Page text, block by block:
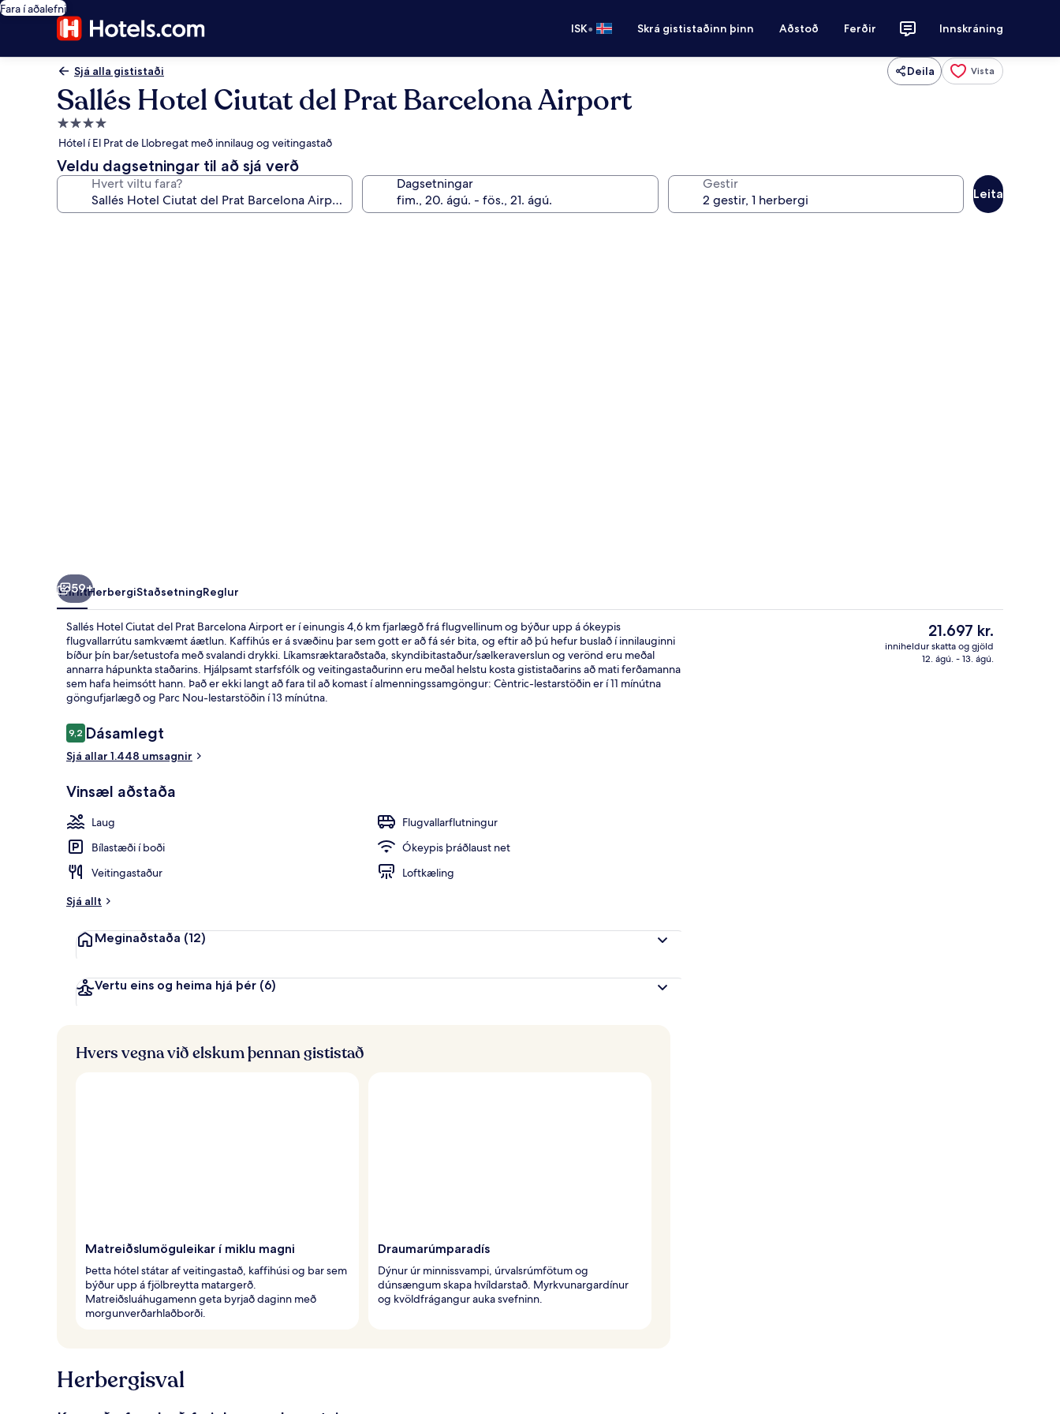
Fara í aðalefni
ISK• Skrá gististaðinn þinn Aðstoð Ferðir Innskráning
Sjá alla gististaði Deila Vista
Sallés Hotel Ciutat del Prat Barcelona Airport
4.0
stjörnu
gististaður
Hótel í El Prat de Llobregat með innilaug og veitingastað
Veldu dagsetningar til að sjá verð
Hvert viltu fara? Dagsetningar Gestir
Leita
32-tommu plasmasjónvarp með gervihnattarásum, sjónvarp.Setustofa í anddyri
59+
YfirlitHerbergiStaðsetningReglur
Sallés Hotel Ciutat del Prat Barcelona Airport er í einungis 4,6 km fjarlægð frá flugvellinum og býður upp á ókeypis
flugvallarrútu samkvæmt áætlun. Kaffihús er á svæðinu þar sem gott er að fá sér bita, og eftir að þú hefur buslað í innilauginni
bíður þín bar/setustofa með svalandi drykki. Líkamsræktaraðstaða, skyndibitastaður/sælkeraverslun og verönd eru meðal
annarra hápunkta staðarins. Hjálpsamt starfsfólk og veitingastaðurinn eru meðal helstu kosta gististaðarins að mati ferðamanna
sem hafa heimsótt hann. Það er ekki langt að fara til að komast í almenningssamgöngur: Cèntric-lestarstöðin er í 11 mínútna
göngufjarlægð og Parc Nou-lestarstöðin í 13 mínútna.
Umsagnir
9,29,2 af 10
Dásamlegt
Sjá allar 1.448 umsagnir
Vinsæl aðstaða
Laug
Flugvallarflutningur
Bílastæði í boði
Ókeypis þráðlaust net
Veitingastaður
Loftkæling
Sjá allt
Meginaðstaða (12)
Vertu eins og heima hjá þér (6)
Núverandi
verð
er
21.697 kr.
inniheldur skatta og gjöld
12. ágú. - 13. ágú.
Hvers vegna við elskum þennan gististað
Matreiðslumöguleikar í miklu magni
Þetta hótel státar af veitingastað, kaffihúsi og bar sem
býður upp á fjölbreytta matargerð.
Matreiðsluáhugamenn geta byrjað daginn með
morgunverðarhlaðborði.
Draumarúmparadís
Dýnur úr minnissvampi, úrvalsrúmfötum og
dúnsængum skapa hvíldarstað. Myrkvunargardínur
og kvöldfrágangur auka svefninn.
Herbergisval